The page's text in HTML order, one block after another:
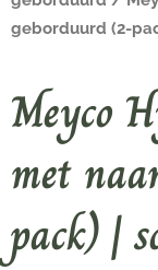
geborduurd (2-
Meyco
met
pack) |